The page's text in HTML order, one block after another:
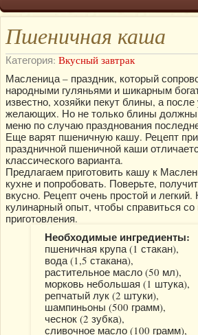
Пшеничная каша
Категория: Вкусный завтрак
Масленица – праздник, который
народными гуляньями и шикарным
известно, хозяйки пекут блины, а
желающих. Но не только блины должны
меню по случаю празднования
Еще варят пшеничную кашу. Рецепт
праздничной пшеничной каши
классического варианта.
Предлагаем приготовить кашу к
кухне и попробовать. Поверьте,
вкусно. Рецепт очень простой и
кулинарный опыт, чтобы справиться
приготовления.
Необходимые ингредиенты:
пшеничная крупа (1 стакан),
вода (1,5 стакана),
растительное масло (50 мл),
морковь небольшая (1 штука),
репчатый лук (2 штуки),
шампиньоны (500 грамм),
чеснок (2 зубка),
сливочное масло (100 грамм),